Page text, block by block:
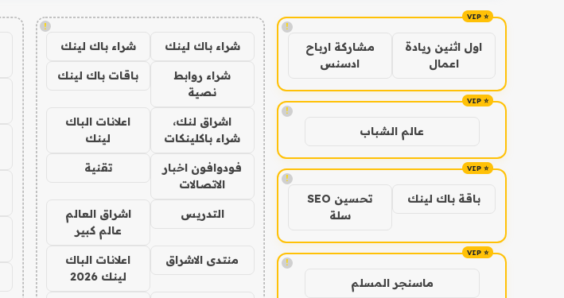
!
اول اثنين ريادة
اعمال
مشاركة ارباح
ادسنس
!
عالم الشباب
!
باقة باك لينك
تحسين SEO
سلة
!
ماسنجر المسلم
!
شراء باك لينك شراء باك لينك
شراء روابط
نصية
باقات باك لينك
اشراق لنك،
شراء باكلينكات
اعلانات الباك
لينك
فودوافون اخبار
الاتصالات
تقنية
التدريس
اشراق العالم
عالم كبير
منتدى الاشراق
اعلانات الباك
لينك 2026